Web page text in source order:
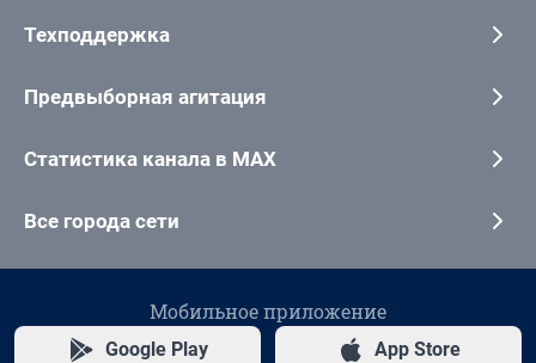
Техподдержка
Предвыборная агитация
Статистика канала в MAX
Все города сети
Мобильное приложение
Google Play App Store